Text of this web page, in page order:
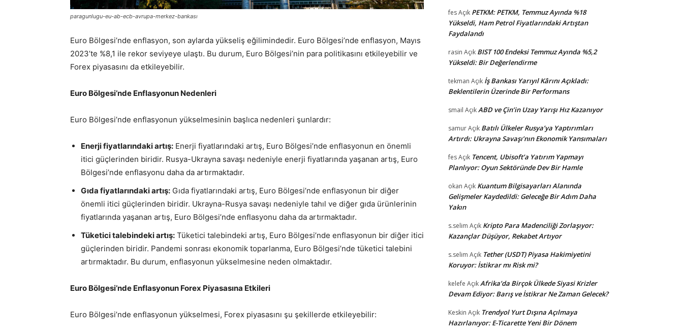
paragunlugu-eu-ab-ecb-avrupa-merkez-bankası
Euro Bölgesi’nde enflasyon, son aylarda yükseliş eğilimindedir. Euro Bölgesi’nde enflasyon, Mayıs
2023’te %8,1 ile rekor seviyeye ulaştı. Bu durum, Euro Bölgesi’nin para politikasını etkileyebilir ve
Forex piyasasını da etkileyebilir.
Euro Bölgesi’nde Enflasyonun Nedenleri
Euro Bölgesi’nde enflasyonun yükselmesinin başlıca nedenleri şunlardır:
Enerji fiyatlarındaki artış: Enerji fiyatlarındaki artış, Euro Bölgesi’nde enflasyonun en önemli
itici güçlerinden biridir. Rusya-Ukrayna savaşı nedeniyle enerji fiyatlarında yaşanan artış, Euro
Bölgesi’nde enflasyonu daha da artırmaktadır.
Gıda fiyatlarındaki artış: Gıda fiyatlarındaki artış, Euro Bölgesi’nde enflasyonun bir diğer
önemli itici güçlerinden biridir. Ukrayna-Rusya savaşı nedeniyle tahıl ve diğer gıda ürünlerinin
fiyatlarında yaşanan artış, Euro Bölgesi’nde enflasyonu daha da artırmaktadır.
Tüketici talebindeki artış: Tüketici talebindeki artış, Euro Bölgesi’nde enflasyonun bir diğer itici
güçlerinden biridir. Pandemi sonrası ekonomik toparlanma, Euro Bölgesi’nde tüketici talebini
artırmaktadır. Bu durum, enflasyonun yükselmesine neden olmaktadır.
Euro Bölgesi’nde Enflasyonun Forex Piyasasına Etkileri
Euro Bölgesi’nde enflasyonun yükselmesi, Forex piyasasını şu şekillerde etkileyebilir:
fesAçık PETKM: PETKM, Temmuz Ayında %18
Yükseldi, Ham Petrol Fiyatlarındaki Artıştan
Faydalandı
rasin Açık BIST 100 Endeksi Temmuz Ayında %5,2
Yükseldi: Bir Değerlendirme
tekman Açık İş Bankası Yarıyıl Kârını Açıkladı:
Beklentilerin Üzerinde Bir Performans
smail AçıkABD ve Çin’in Uzay Yarışı Hız Kazanıyor
samurAçık Batılı Ülkeler Rusya’ya Yaptırımları
Artırdı: Ukrayna Savaşı’nın Ekonomik Yansımaları
fesAçık Tencent, Ubisoft’a Yatırım Yapmayı
Planlıyor: Oyun Sektöründe Dev Bir Hamle
okan Açık Kuantum Bilgisayarları Alanında
Gelişmeler Kaydedildi: Geleceğe Bir Adım Daha
Yakın
s.selim Açık Kripto Para Madenciliği Zorlaşıyor:
Kazançlar Düşüyor, Rekabet Artıyor
s.selim Açık Tether (USDT) Piyasa Hakimiyetini
Koruyor: İstikrar mı Risk mi?
kelefe AçıkAfrika’da Birçok Ülkede Siyasi Krizler
Devam Ediyor: Barış ve İstikrar Ne Zaman Gelecek?
Keskin Açık Trendyol Yurt Dışına Açılmaya
Hazırlanıyor: E-Ticarette Yeni Bir Dönem